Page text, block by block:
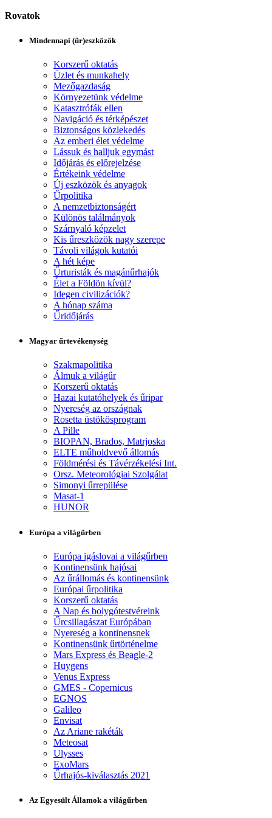
Rovatok
Mindennapi (űr)eszközök
Korszerű oktatás
Üzlet és munkahely
Mezőgazdaság
Környezetünk védelme
Katasztrófák ellen
Navigáció és térképészet
Biztonságos közlekedés
Az emberi élet védelme
Lássuk és halljuk egymást
Időjárás és előrejelzése
Értékeink védelme
Új eszközök és anyagok
Űrpolitika
A nemzetbiztonságért
Különös találmányok
Szárnyaló képzelet
Kis űreszközök nagy szerepe
Távoli világok kutatói
A hét képe
Űrturisták és magánűrhajók
Élet a Földön kívül?
Idegen civilizációk?
A hónap száma
Űridőjárás
Magyar űrtevékenység
Szakmapolitika
Álmuk a világűr
Korszerű oktatás
Hazai kutatóhelyek és űripar
Nyereség az országnak
Rosetta üstökösprogram
A Pille
BIOPAN, Brados, Matrjoska
ELTE műholdvevő állomás
Földmérési és Távérzékelési Int.
Orsz. Meteorológiai Szolgálat
Simonyi űrrepülése
Masat-1
HUNOR
Európa a világűrben
Európa igáslovai a világűrben
Kontinensünk hajósai
Az űrállomás és kontinensünk
Európai űrpolitika
Korszerű oktatás
A Nap és bolygótestvéreink
Űrcsillagászat Európában
Nyereség a kontinensnek
Kontinensünk űrtörténelme
Mars Express és Beagle-2
Huygens
Venus Express
GMES - Copernicus
EGNOS
Galileo
Envisat
Az Ariane rakéták
Meteosat
Ulysses
ExoMars
Űrhajós-kiválasztás 2021
Az Egyesült Államok a világűrben